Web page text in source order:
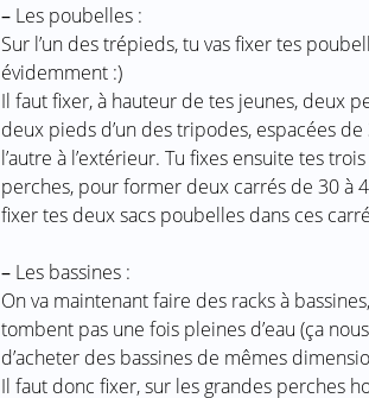
–Les poubelles :
Sur l’un des trépieds, tu vas fixer tes
évidemment :)
Il faut fixer, à hauteur de tes jeunes, deux
deux pieds d’un des tripodes, espacées
l’autre à l’extérieur. Tu fixes ensuite tes
perches, pour former deux carrés de 30 à
fixer tes deux sacs poubelles dans ces
–Les bassines :
On va maintenant faire des racks à
tombent pas une fois pleines d’eau (ça
d’acheter des bassines de mêmes
Il faut donc fixer, sur les grandes perches